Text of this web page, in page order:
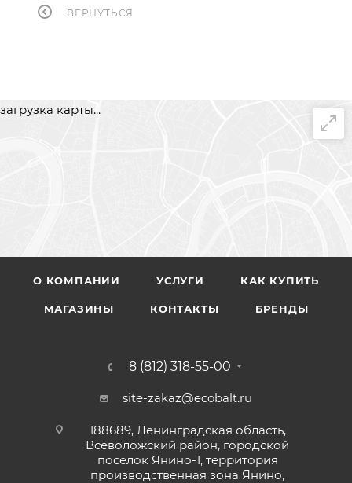
ВЕРНУТЬСЯ
загрузка карты...
О КОМПАНИИ УСЛУГИ КАК КУПИТЬ
МАГАЗИНЫ КОНТАКТЫ БРЕНДЫ
8 (812) 318-55-00
site-zakaz@ecobalt.ru
188689, Ленинградская область,
Всеволожский район, городской
поселок Янино-1, территория
производственная зона Янино,